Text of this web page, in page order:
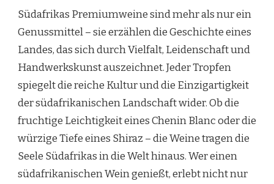
Südafrikas Premiumweine sind mehr als nur ein
Genussmittel – sie erzählen die Geschichte eines
Landes, das sich durch Vielfalt, Leidenschaft und
Handwerkskunst auszeichnet. Jeder Tropfen
spiegelt die reiche Kultur und die Einzigartigkeit
der südafrikanischen Landschaft wider. Ob die
fruchtige Leichtigkeit eines Chenin Blanc oder die
würzige Tiefe eines Shiraz – die Weine tragen die
Seele Südafrikas in die Welt hinaus. Wer einen
südafrikanischen Wein genießt, erlebt nicht nur